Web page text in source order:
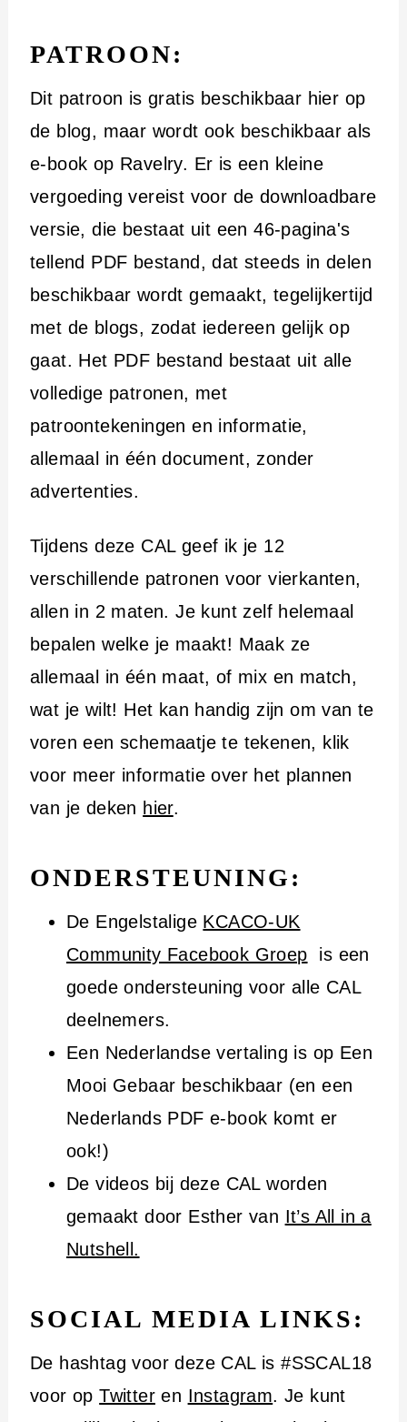
PATROON:
Dit patroon is gratis beschikbaar hier op
de blog, maar wordt ook beschikbaar als
e-book op Ravelry. Er is een kleine
vergoeding vereist voor de downloadbare
versie, die bestaat uit een 46-pagina's
tellend PDF bestand, dat steeds in delen
beschikbaar wordt gemaakt, tegelijkertijd
met de blogs, zodat iedereen gelijk op
gaat. Het PDF bestand bestaat uit alle
volledige patronen, met
patroontekeningen en informatie,
allemaal in één document, zonder
advertenties.
Tijdens deze CAL geef ik je 12
verschillende patronen voor vierkanten,
allen in 2 maten. Je kunt zelf helemaal
bepalen welke je maakt! Maak ze
allemaal in één maat, of mix en match,
wat je wilt! Het kan handig zijn om van te
voren een schemaatje te tekenen, klik
voor meer informatie over het plannen
van je deken hier.
ONDERSTEUNING:
De Engelstalige KCACO-UK
Community Facebook Groep is een
goede ondersteuning voor alle CAL
deelnemers.
Een Nederlandse vertaling is op Een
Mooi Gebaar beschikbaar (en een
Nederlands PDF e-book komt er
ook!)
De videos bij deze CAL worden
gemaakt door Esther van It’s All in a
Nutshell.
SOCIAL MEDIA LINKS:
De hashtag voor deze CAL is #SSCAL18
voor opTwitteren Instagram. Je kunt